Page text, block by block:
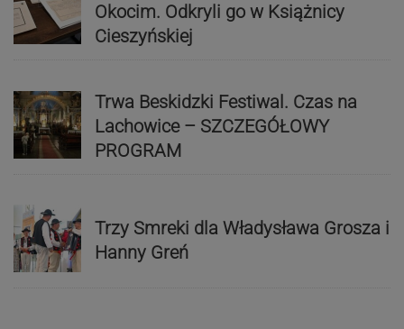
Okocim. Odkryli go w Książnicy
Cieszyńskiej
Trwa Beskidzki Festiwal. Czas na
Lachowice – SZCZEGÓŁOWY
PROGRAM
Trzy Smreki dla Władysława Grosza i
Hanny Greń